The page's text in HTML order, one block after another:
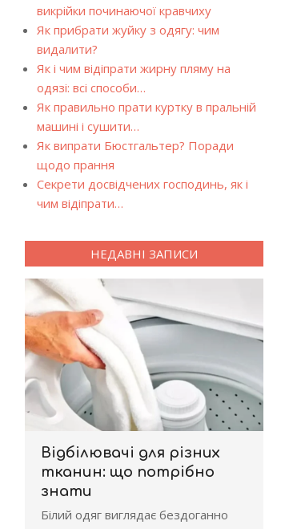
викрійки починаючої кравчиху
Як прибрати жуйку з одягу: чим
видалити?
Як і чим відіпрати жирну пляму на
одязі: всі способи…
Як правильно прати куртку в пральній
машині і сушити…
Як випрати Бюстгальтер? Поради
щодо прання
Секрети досвідчених господинь, як і
чим відіпрати…
НЕДАВНІ ЗАПИСИ
Відбілювачі для різних
тканин: що потрібно
знати
Білий одяг виглядає бездоганно